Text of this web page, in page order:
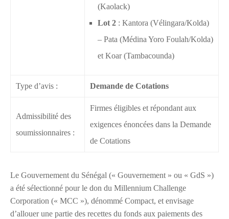
(Kaolack)
Lot 2 : Kantora (Vélingara/Kolda)
– Pata (Médina Yoro Foulah/Kolda)
et Koar (Tambacounda)
Type d’avis : Demande de Cotations
Admissibilité des
soumissionnaires :
Firmes éligibles et répondant aux
exigences énoncées dans la Demande
de Cotations
Le Gouvernement du Sénégal (« Gouvernement » ou « GdS »)
a été sélectionné pour le don du Millennium Challenge
Corporation (« MCC »), dénommé Compact, et envisage
d’allouer une partie des recettes du fonds aux paiements des